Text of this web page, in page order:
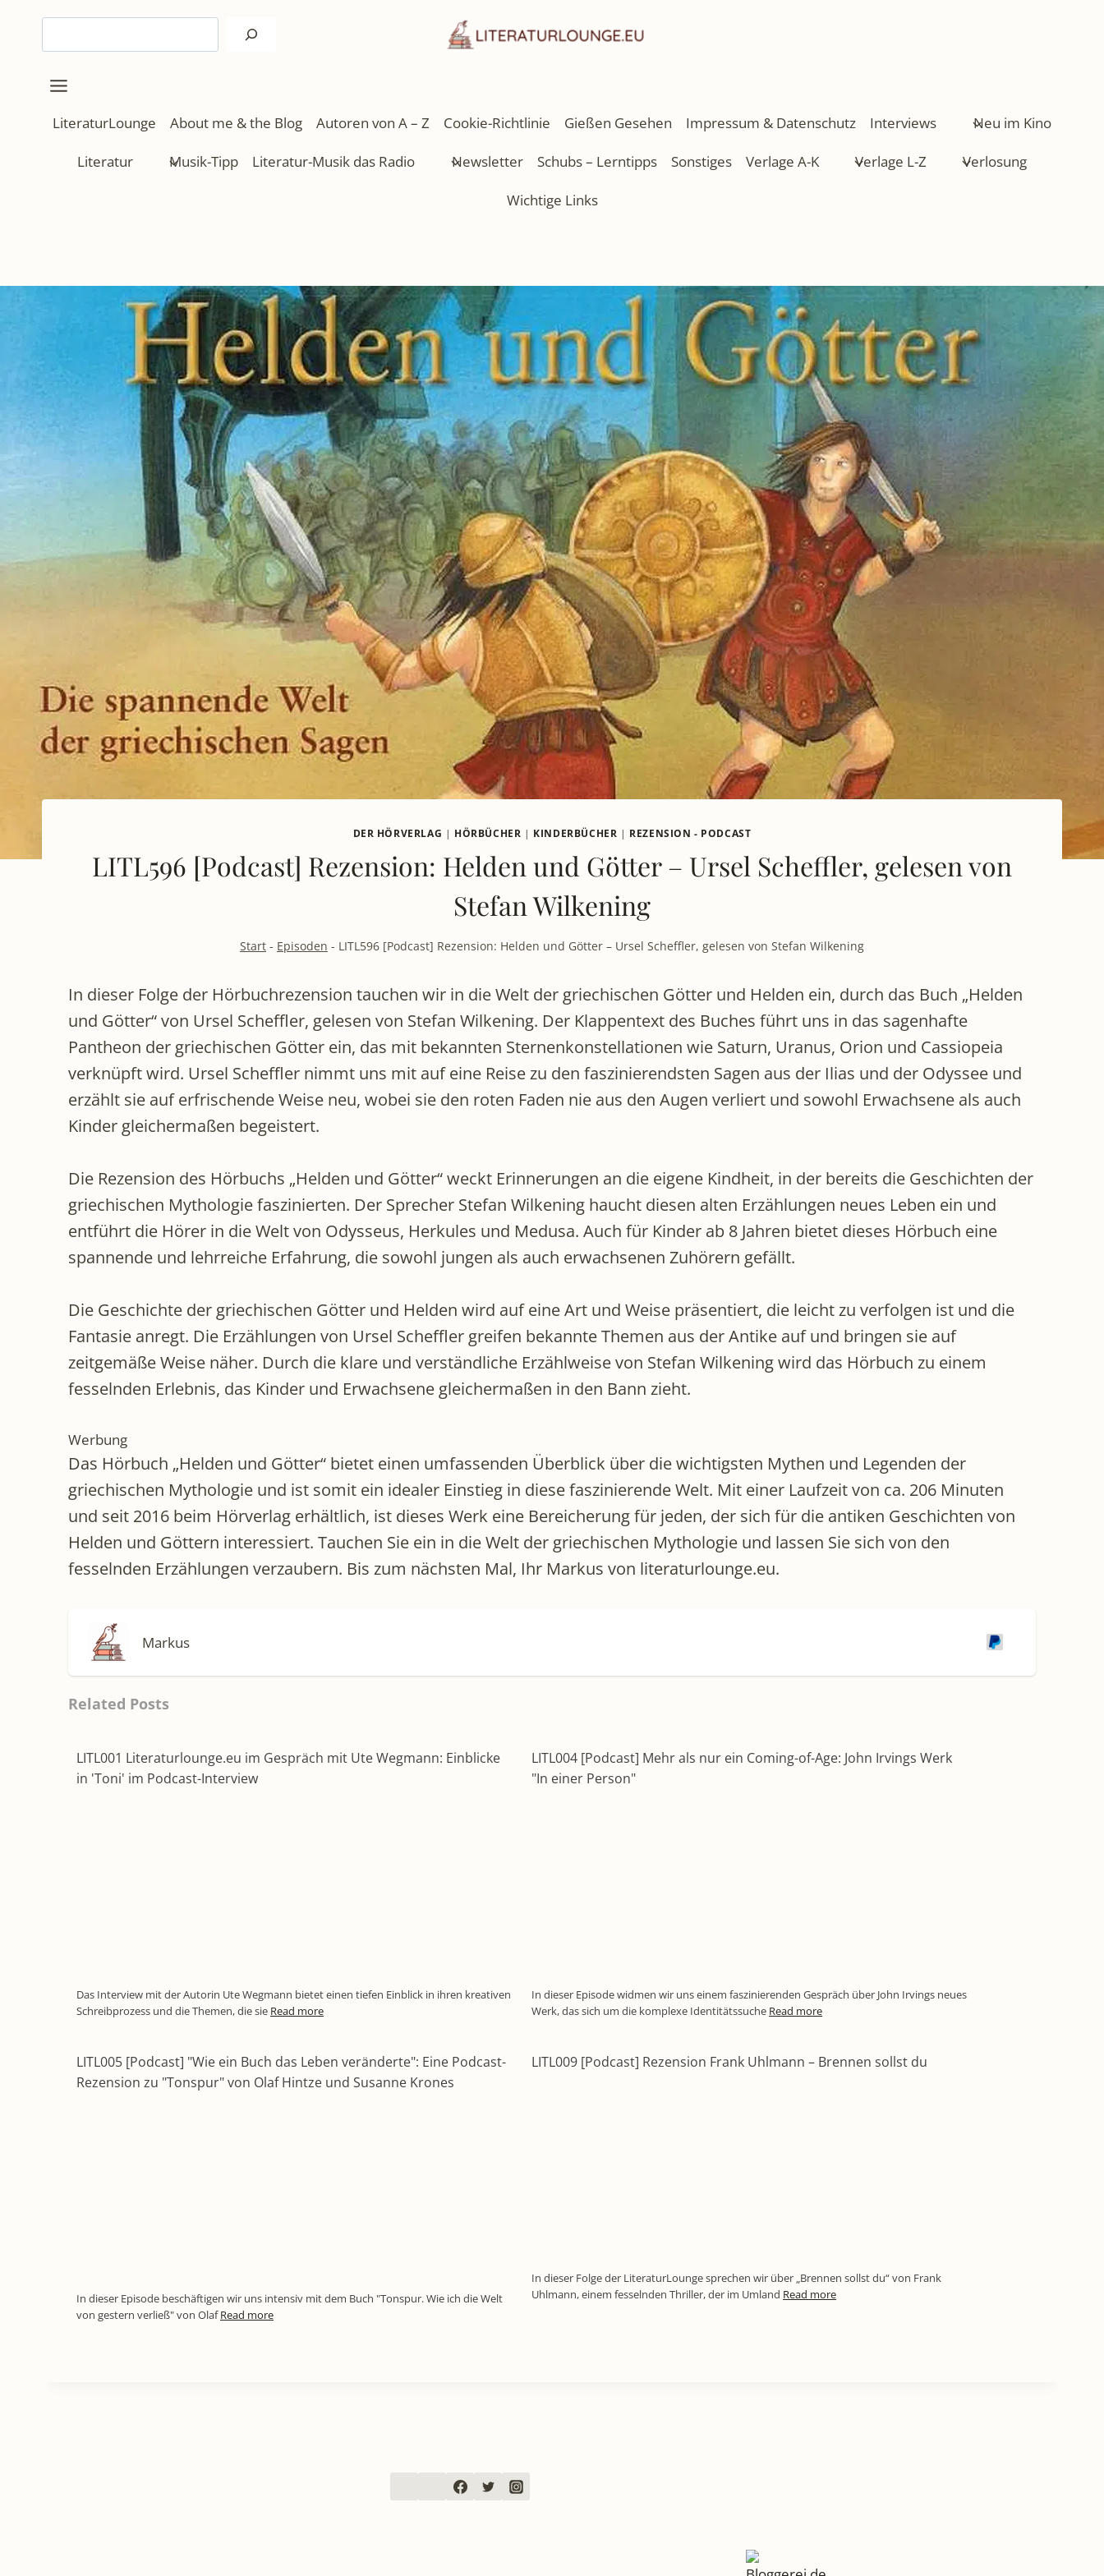
springen
LiteraturLounge About me & the Blog Autoren von A – Z Cookie-Richtlinie Gießen Gesehen Impressum & Datenschutz Interviews Neu im Kino
Literatur Musik-Tipp Literatur-Musik das Radio Newsletter Schubs – Lerntipps Sonstiges Verlage A-K Verlage L-Z Verlosung
Wichtige Links
DER HÖRVERLAG | HÖRBÜCHER | KINDERBÜCHER | REZENSION - PODCAST
LITL596 [Podcast] Rezension: Helden und Götter – Ursel Scheffler, gelesen von
Stefan Wilkening
Start - Episoden - LITL596 [Podcast] Rezension: Helden und Götter – Ursel Scheffler, gelesen von Stefan Wilkening
In dieser Folge der Hörbuchrezension tauchen wir in die Welt der griechischen Götter und Helden ein, durch das Buch „Helden
und Götter“ von Ursel Scheffler, gelesen von Stefan Wilkening. Der Klappentext des Buches führt uns in das sagenhafte
Pantheon der griechischen Götter ein, das mit bekannten Sternenkonstellationen wie Saturn, Uranus, Orion und Cassiopeia
verknüpft wird. Ursel Scheffler nimmt uns mit auf eine Reise zu den faszinierendsten Sagen aus der Ilias und der Odyssee und
erzählt sie auf erfrischende Weise neu, wobei sie den roten Faden nie aus den Augen verliert und sowohl Erwachsene als auch
Kinder gleichermaßen begeistert.
Die Rezension des Hörbuchs „Helden und Götter“ weckt Erinnerungen an die eigene Kindheit, in der bereits die Geschichten der
griechischen Mythologie faszinierten. Der Sprecher Stefan Wilkening haucht diesen alten Erzählungen neues Leben ein und
entführt die Hörer in die Welt von Odysseus, Herkules und Medusa. Auch für Kinder ab 8 Jahren bietet dieses Hörbuch eine
spannende und lehrreiche Erfahrung, die sowohl jungen als auch erwachsenen Zuhörern gefällt.
Die Geschichte der griechischen Götter und Helden wird auf eine Art und Weise präsentiert, die leicht zu verfolgen ist und die
Fantasie anregt. Die Erzählungen von Ursel Scheffler greifen bekannte Themen aus der Antike auf und bringen sie auf
zeitgemäße Weise näher. Durch die klare und verständliche Erzählweise von Stefan Wilkening wird das Hörbuch zu einem
fesselnden Erlebnis, das Kinder und Erwachsene gleichermaßen in den Bann zieht.
Werbung
Das Hörbuch „Helden und Götter“ bietet einen umfassenden Überblick über die wichtigsten Mythen und Legenden der
griechischen Mythologie und ist somit ein idealer Einstieg in diese faszinierende Welt. Mit einer Laufzeit von ca. 206 Minuten
und seit 2016 beim Hörverlag erhältlich, ist dieses Werk eine Bereicherung für jeden, der sich für die antiken Geschichten von
Helden und Göttern interessiert. Tauchen Sie ein in die Welt der griechischen Mythologie und lassen Sie sich von den
fesselnden Erzählungen verzaubern. Bis zum nächsten Mal, Ihr Markus von literaturlounge.eu.
Markus
Related Posts
LITL001 Literaturlounge.eu im Gespräch mit Ute Wegmann: Einblicke
in 'Toni' im Podcast-Interview
Das Interview mit der Autorin Ute Wegmann bietet einen tiefen Einblick in ihren kreativen
Schreibprozess und die Themen, die sie Read more
LITL004 [Podcast] Mehr als nur ein Coming-of-Age: John Irvings Werk
"In einer Person"
In dieser Episode widmen wir uns einem faszinierenden Gespräch über John Irvings neues
Werk, das sich um die komplexe Identitätssuche Read more
LITL005 [Podcast] "Wie ein Buch das Leben veränderte": Eine Podcast-
Rezension zu "Tonspur" von Olaf Hintze und Susanne Krones
In dieser Episode beschäftigen wir uns intensiv mit dem Buch "Tonspur. Wie ich die Welt
von gestern verließ" von OlafRead more
LITL009 [Podcast] Rezension Frank Uhlmann – Brennen sollst du
In dieser Folge der LiteraturLounge sprechen wir über „Brennen sollst du“ von Frank
Uhlmann, einem fesselnden Thriller, der im Umland Read more